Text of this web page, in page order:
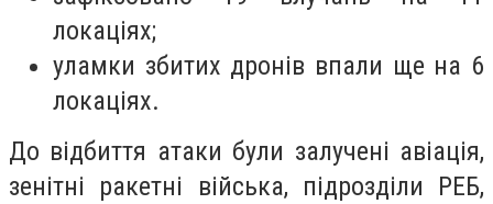
локаціях;
уламки збитих дронів впали ще на 6
локаціях.
До відбиття атаки були залучені авіація,
зенітні ракетні війська, підрозділи РЕБ,